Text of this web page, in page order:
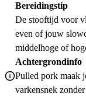
Bereidingstip
De stooftijd voor
even of jouw
middelhoge of
Achtergrondinfo
Pulled pork maak
varkensnek